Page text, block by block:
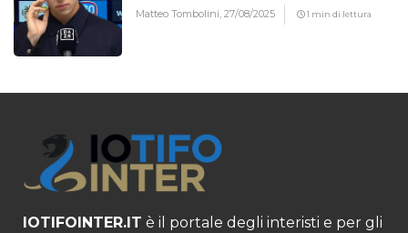
Matteo Tombolini,27/08/2025 1 min di lettura
IOTIFOINTER.IT è il portale degli interisti e per gli